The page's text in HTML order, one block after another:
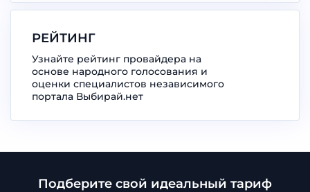
РЕЙТИНГ
Узнайте рейтинг провайдера на
основе народного голосования и
оценки специалистов независимого
портала Выбирай.нет
Подберите свой идеальный тариф